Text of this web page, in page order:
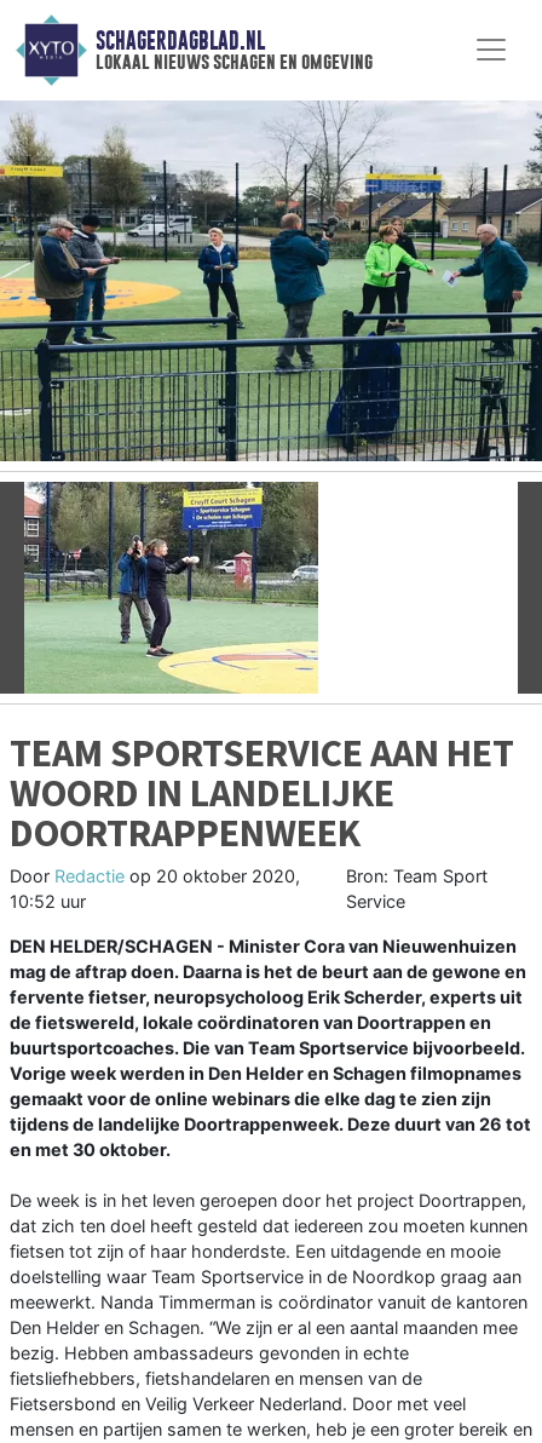
SCHAGERDAGBLAD.NL
lokaal nieuws schagen en omgeving
Vorige
TEAM SPORTSERVICE AAN HET
WOORD IN LANDELIJKE
DOORTRAPPENWEEK
Door Redactie op 20 oktober 2020,
10:52 uur
Bron: Team Sport
Service
DEN HELDER/SCHAGEN - Minister Cora van Nieuwenhuizen
mag de aftrap doen. Daarna is het de beurt aan de gewone en
fervente fietser, neuropsycholoog Erik Scherder, experts uit
de fietswereld, lokale coördinatoren van Doortrappen en
buurtsportcoaches. Die van Team Sportservice bijvoorbeeld.
Vorige week werden in Den Helder en Schagen filmopnames
gemaakt voor de online webinars die elke dag te zien zijn
tijdens de landelijke Doortrappenweek. Deze duurt van 26 tot
en met 30 oktober.
De week is in het leven geroepen door het project Doortrappen,
dat zich ten doel heeft gesteld dat iedereen zou moeten kunnen
fietsen tot zijn of haar honderdste. Een uitdagende en mooie
doelstelling waar Team Sportservice in de Noordkop graag aan
meewerkt. Nanda Timmerman is coördinator vanuit de kantoren
Den Helder en Schagen. “We zijn er al een aantal maanden mee
bezig. Hebben ambassadeurs gevonden in echte
fietsliefhebbers, fietshandelaren en mensen van de
Fietsersbond en Veilig Verkeer Nederland. Door met veel
mensen en partijen samen te werken, heb je een groter bereik en